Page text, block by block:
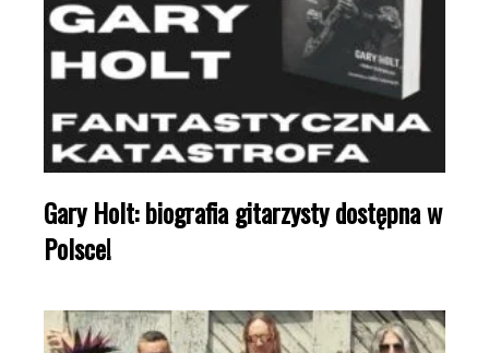
Gary Holt: biografia gitarzysty dostępna w
Polsce!